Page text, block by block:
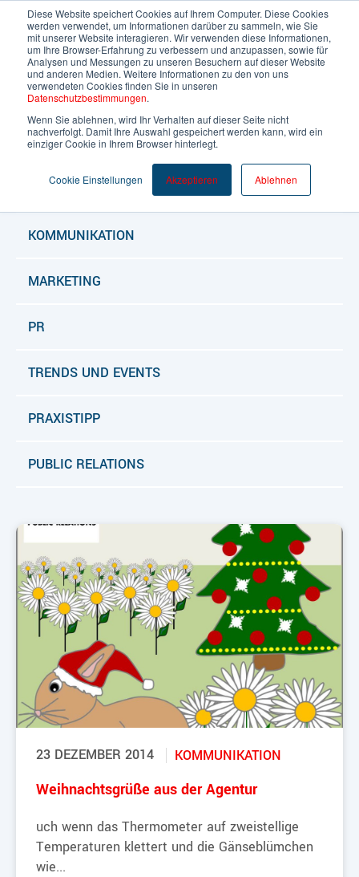
Diese Website speichert Cookies auf Ihrem Computer. Diese Cookies
werden verwendet, um Informationen darüber zu sammeln, wie Sie
mit unserer Website interagieren. Wir verwenden diese Informationen,
um Ihre Browser-Erfahrung zu verbessern und anzupassen, sowie für
Analysen und Messungen zu unseren Besuchern auf dieser Website
und anderen Medien. Weitere Informationen zu den von uns
verwendeten Cookies finden Sie in unseren
Datenschutzbestimmungen.
Wenn Sie ablehnen, wird Ihr Verhalten auf dieser Seite nicht
nachverfolgt. Damit Ihre Auswahl gespeichert werden kann, wird ein
einziger Cookie in Ihrem Browser hinterlegt.
Cookie Einstellungen Akzeptieren Ablehnen
Deutsch
ALLE BLOGARTIKEL
BLOG
KOMMUNIKATION
MARKETING
PR
TRENDS UND EVENTS
PRAXISTIPP
PUBLIC RELATIONS
23 DEZEMBER 2014 KOMMUNIKATION
Weihnachtsgrüße aus der Agentur
uch wenn das Thermometer auf zweistellige
Temperaturen klettert und die Gänseblümchen
wie...